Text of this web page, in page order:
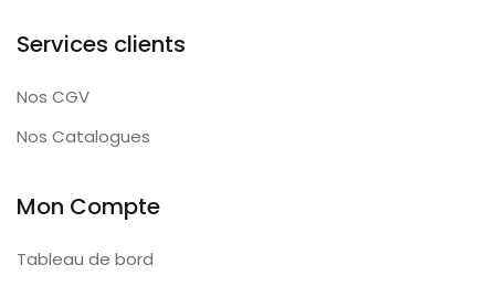
Services clients
Nos CGV
Nos Catalogues
Mon Compte
Tableau de bord